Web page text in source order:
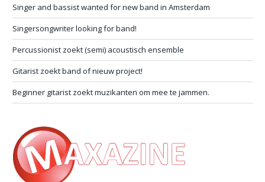
Singer and bassist wanted for new band in Amsterdam
Singersongwriter looking for band!
Percussionist zoekt (semi) acoustisch ensemble
Gitarist zoekt band of nieuw project!
Beginner gitarist zoekt muzikanten om mee te jammen.